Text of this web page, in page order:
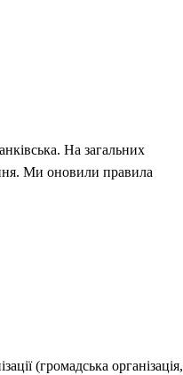
На загальних
Ми оновили правила
(громадська організація,